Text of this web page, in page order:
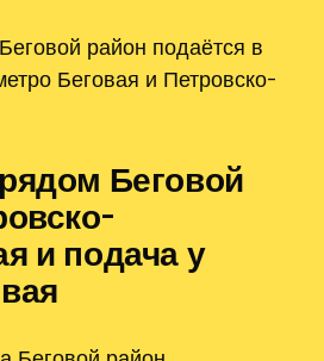
район подаётся в
Беговая и Петровско-
Беговой
и подача у